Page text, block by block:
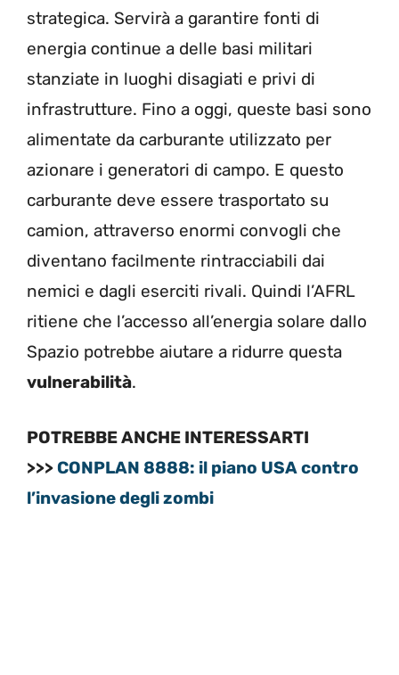
strategica. Servirà a garantire fonti di
energia continue a delle basi militari
stanziate in luoghi disagiati e privi di
infrastrutture. Fino a oggi, queste basi sono
alimentate da carburante utilizzato per
azionare i generatori di campo. E questo
carburante deve essere trasportato su
camion, attraverso enormi convogli che
diventano facilmente rintracciabili dai
nemici e dagli eserciti rivali. Quindi l’AFRL
ritiene che l’accesso all’energia solare dallo
Spazio potrebbe aiutare a ridurre questa
vulnerabilità.
POTREBBE ANCHE INTERESSARTI
>>>CONPLAN 8888: il piano USA contro
l’invasione degli zombi